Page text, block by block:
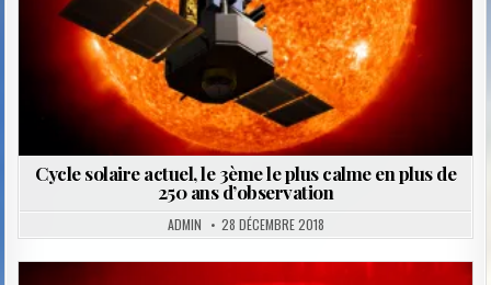
Cycle solaire actuel, le 3ème le plus calme en plus de
250 ans d’observation
ADMIN 28 DÉCEMBRE 2018